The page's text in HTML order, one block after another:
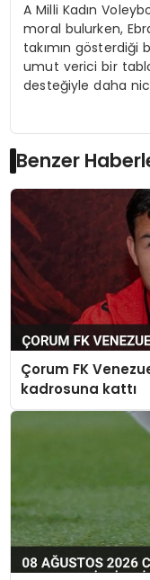
A Milli Kadın
moral bulurken,
takımın gösterdiği
umut verici bir
desteğiyle daha
Benzer
Çorum FK
kadrosuna kattı